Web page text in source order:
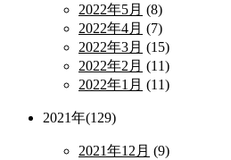
2022年5月 (8)
2022年4月 (7)
2022年3月 (15)
2022年2月 (11)
2022年1月 (11)
2021年(129)
2021年12月 (9)